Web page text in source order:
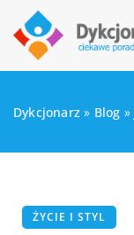
Dykcjonarz » Blog »
ŻYCIE I STYL